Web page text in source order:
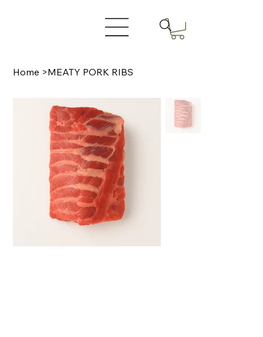
Home >MEATY PORK RIBS